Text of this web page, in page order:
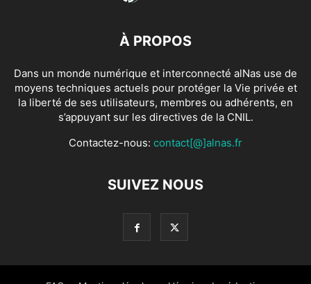
À PROPOS
Dans un monde numérique et interconnecté alNas use de
moyens techniques actuels pour protéger la Vie privée et
la liberté de ses utilisateurs, membres ou adhérents, en
s’appuyant sur les directives de la CNIL.
Contactez-nous: contact[@]alnas.fr
SUIVEZ NOUS